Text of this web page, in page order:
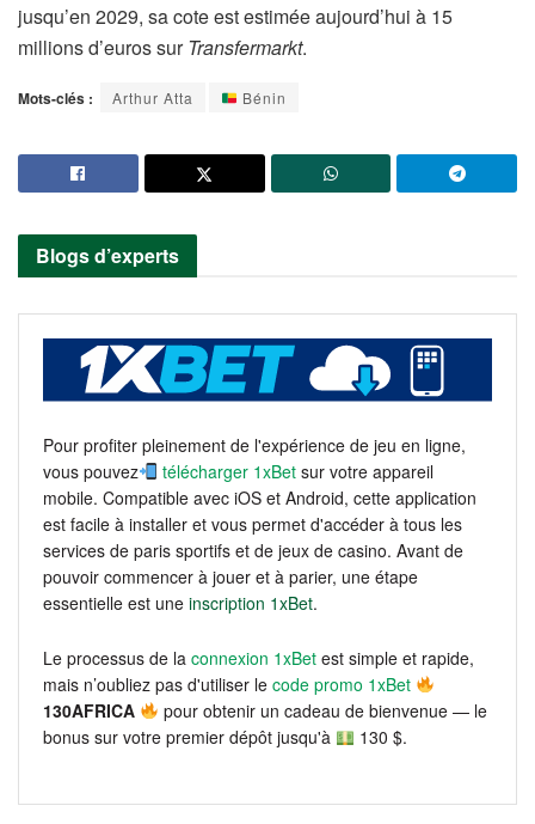
jusqu’en 2029, sa cote est estimée aujourd’hui à 15
millions d’euros sur Transfermarkt.
Mots-clés : Arthur Atta Bénin
Blogs d’experts
Pour profiter pleinement de l'expérience de jeu en ligne,
vous pouvez
télécharger 1xBet sur votre appareil
mobile. Compatible avec iOS et Android, cette application
est facile à installer et vous permet d'accéder à tous les
services de paris sportifs et de jeux de casino. Avant de
pouvoir commencer à jouer et à parier, une étape
essentielle est une inscription 1xBet.
Le processus de la connexion 1xBet est simple et rapide,
mais n’oubliez pas d'utiliser le code promo 1xBet
130AFRICA
pour obtenir un cadeau de bienvenue — le
bonus sur votre premier dépôt jusqu'à
130 $.